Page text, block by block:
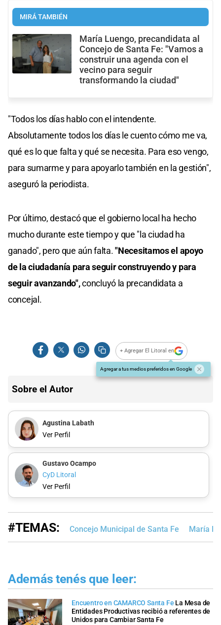
MIRÁ TAMBIÉN
María Luengo, precandidata al
Concejo de Santa Fe: "Vamos a
construir una agenda con el
vecino para seguir
transformando la ciudad"
"Todos los días hablo con el intendente.
Absolutamente todos los días le cuento cómo me va,
qué es lo que falta y qué se necesita. Para eso vengo,
para sumarme y para apoyarlo también en la gestión",
aseguró la periodista.
Por último, destacó que el gobierno local ha hecho
mucho durante este tiempo y que "la ciudad ha
ganado", pero que aún falta."Necesitamos el apoyo
de la ciudadanía para seguir construyendo y para
seguir avanzando",concluyó la precandidata a
concejal.
+ Agregar El Litoral en
Agregar a tus medios preferidos en Google
Sobre el Autor
Agustina Labath
Ver Perfil
Gustavo Ocampo
CyD Litoral
Ver Perfil
#TEMAS: Concejo Municipal de Santa Fe María
Además tenés que leer:
Encuentro en CAMARCO Santa Fe La Mesa de
Entidades Productivas recibió a referentes de
Unidos para Cambiar Santa Fe